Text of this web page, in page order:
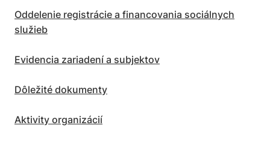
Oddelenie registrácie a financovania sociálnych
služieb
Evidencia zariadení a subjektov
Dôležité dokumenty
Aktivity organizácií